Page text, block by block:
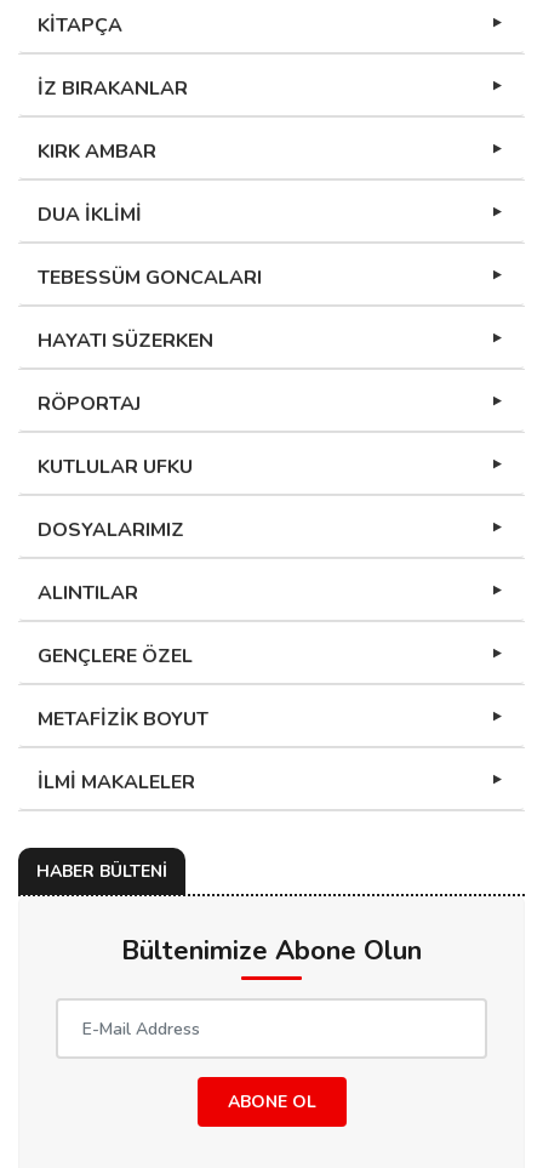
KİTAPÇA
İZ BIRAKANLAR
KIRK AMBAR
DUA İKLİMİ
TEBESSÜM GONCALARI
HAYATI SÜZERKEN
RÖPORTAJ
KUTLULAR UFKU
DOSYALARIMIZ
ALINTILAR
GENÇLERE ÖZEL
METAFİZİK BOYUT
İLMİ MAKALELER
HABER BÜLTENİ
Bültenimize Abone Olun
ABONE OL